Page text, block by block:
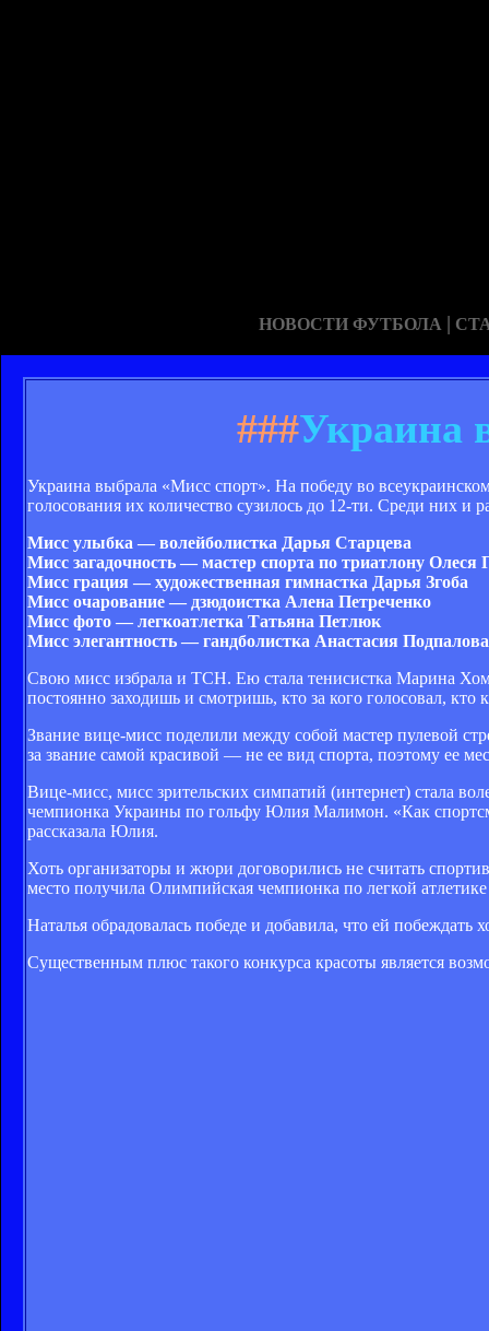
НОВОСТИ ФУТБОЛА |
###Украина
Украина выбрала «Мисс спорт». На победу во
голосования их количество сузилось до 12-ти. Среди них и
Мисс улыбка — волейболистка Дарья Старцева
Мисс загадочность — мастер спорта по триатлону Олеся
Мисс грация — художественная гимнастка Дарья Згоба
Мисс очарование — дзюдоистка Алена Петреченко
Мисс фото — легкоатлетка Татьяна Петлюк
Мисс элегантность — гандболистка Анастасия
Свою мисс избрала и ТСН. Ею стала тенисистка Марина
постоянно заходишь и смотришь, кто за кого голосовал,
Звание вице-мисс поделили между собой мастер пулевой
за звание самой красивой — не ее вид спорта, поэтому ее
Вице-мисс, мисс зрительских симпатий (интернет) стала
чемпионка Украины по гольфу Юлия Малимон. «Как
рассказала Юлия.
Хоть организаторы и жюри договорились не считать
место получила Олимпийская чемпионка по легкой
Наталья обрадовалась победе и добавила, что ей побеждать
Существенным плюс такого конкурса красоты является